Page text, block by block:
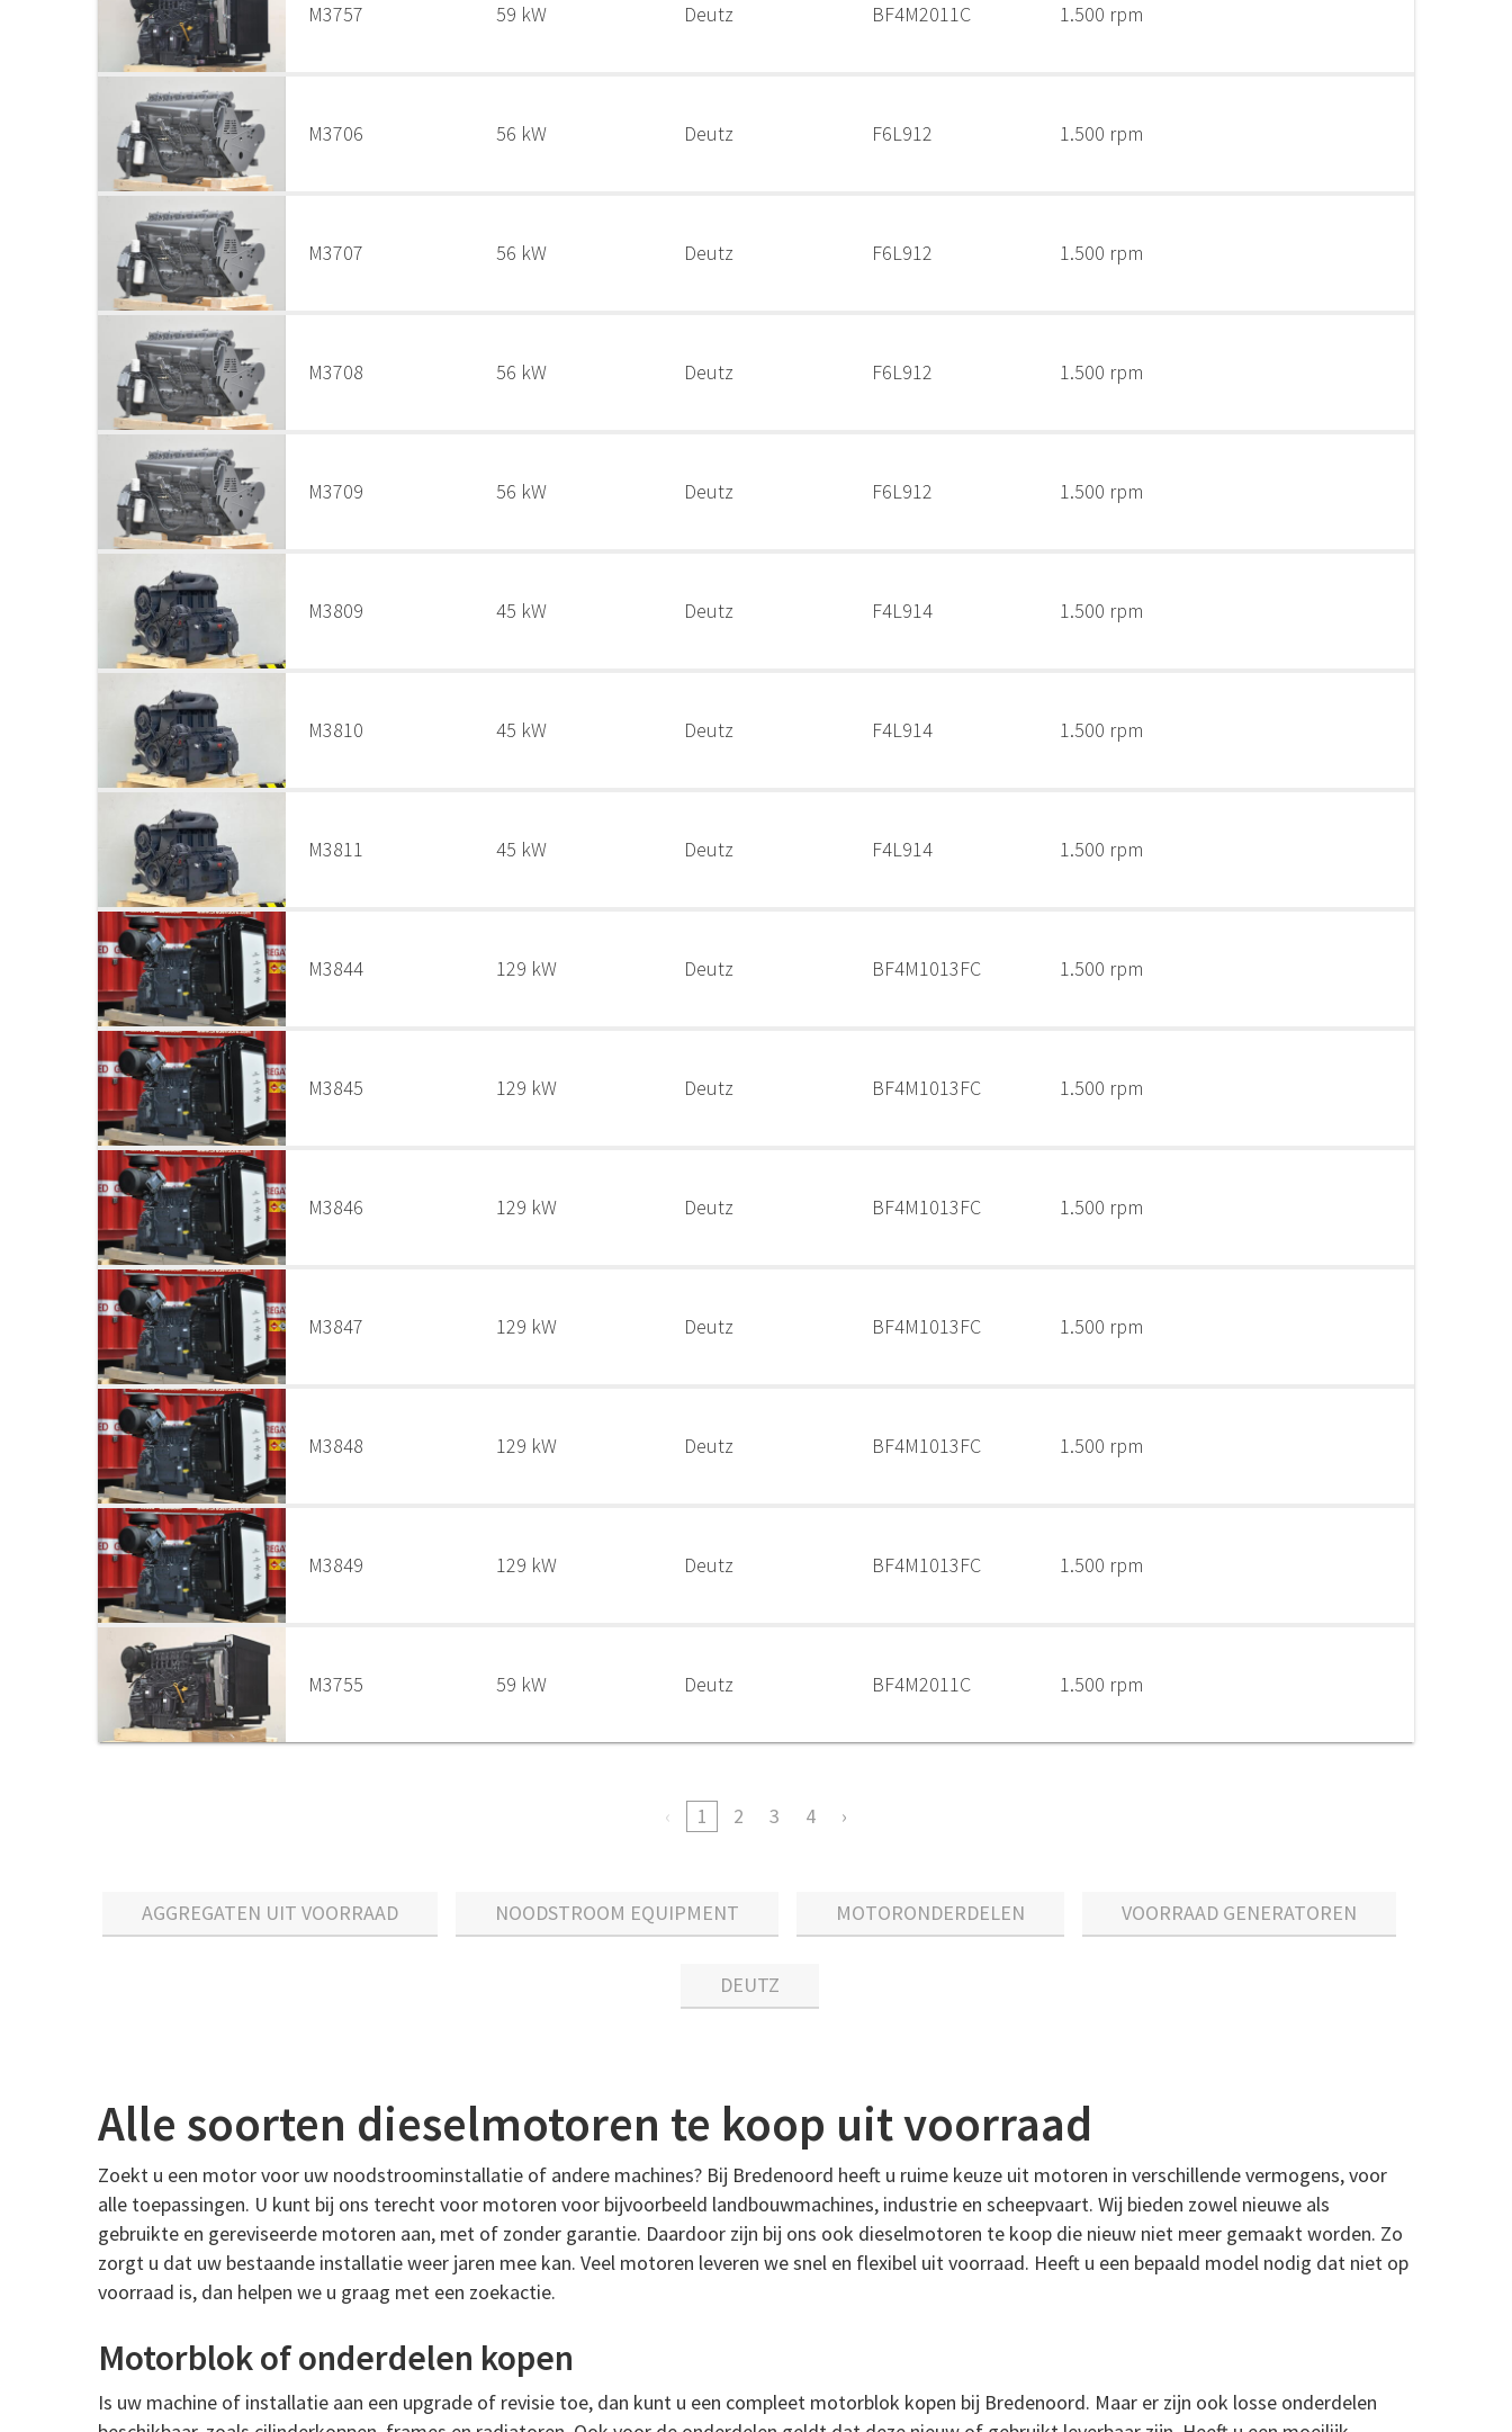
M3757 59 kW Deutz BF4M2011C 1.500 rpm
M3706 56 kW Deutz F6L912 1.500 rpm
M3707 56 kW Deutz F6L912 1.500 rpm
M3708 56 kW Deutz F6L912 1.500 rpm
M3709 56 kW Deutz F6L912 1.500 rpm
M3809 45 kW Deutz F4L914 1.500 rpm
M3810 45 kW Deutz F4L914 1.500 rpm
M3811 45 kW Deutz F4L914 1.500 rpm
M3844 129 kW Deutz BF4M1013FC 1.500 rpm
M3845 129 kW Deutz BF4M1013FC 1.500 rpm
M3846 129 kW Deutz BF4M1013FC 1.500 rpm
M3847 129 kW Deutz BF4M1013FC 1.500 rpm
M3848 129 kW Deutz BF4M1013FC 1.500 rpm
M3849 129 kW Deutz BF4M1013FC 1.500 rpm
M3755 59 kW Deutz BF4M2011C 1.500 rpm
1 2 3 4
AGGREGATEN UIT VOORRAAD NOODSTROOM EQUIPMENT MOTORONDERDELEN VOORRAAD GENERATOREN
DEUTZ
Alle soorten dieselmotoren te koop uit voorraad
Zoekt u een motor voor uw noodstroominstallatie of andere machines? Bij Bredenoord heeft u ruime keuze uit motoren in verschillende vermogens, voor
alle toepassingen. U kunt bij ons terecht voor motoren voor bijvoorbeeld landbouwmachines, industrie en scheepvaart. Wij bieden zowel nieuwe als
gebruikte en gereviseerde motoren aan, met of zonder garantie. Daardoor zijn bij ons ook dieselmotoren te koop die nieuw niet meer gemaakt worden. Zo
zorgt u dat uw bestaande installatie weer jaren mee kan. Veel motoren leveren we snel en flexibel uit voorraad. Heeft u een bepaald model nodig dat niet op
voorraad is, dan helpen we u graag met een zoekactie.
Motorblok of onderdelen kopen
Is uw machine of installatie aan een upgrade of revisie toe, dan kunt u een compleet motorblok kopen bij Bredenoord. Maar er zijn ook losse onderdelen